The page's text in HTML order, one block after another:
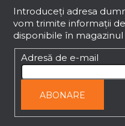
Introduceţi adresa
vom trimite informaţii
disponibile în
Adresă de e-mail
ABONARE